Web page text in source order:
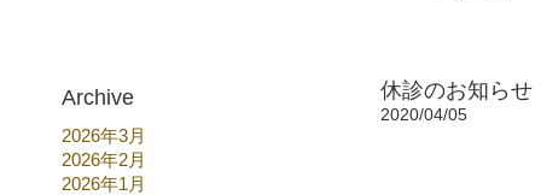
Archive
2026年3月
2026年2月
2026年1月
休診のお知らせ
2020/04/05